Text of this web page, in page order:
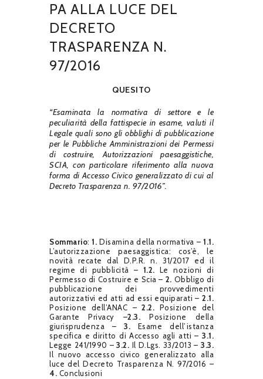
PA ALLA LUCE DEL
DECRETO
TRASPARENZA N.
97/2016
QUESITO
“Esaminata la normativa di settore e le
peculiarità della fattispecie in esame, valuti il
Legale quali sono gli obblighi di pubblicazione
per le Pubbliche Amministrazioni dei Permessi
di costruire, Autorizzazioni paesaggistiche,
SCIA, con particolare riferimento alla nuova
forma di Accesso Civico generalizzato di cui al
Decreto Trasparenza n. 97/2016”.
Sommario:1. Disamina della normativa –1.1.
L’autorizzazione paesaggistica: cos’è, le
novità recate dal D.P.R. n. 31/2017 ed il
regime di pubblicità – 1.2. Le nozioni di
Permesso di Costruire e Scia – 2. Obbligo di
pubblicazione dei provvedimenti
autorizzativi ed atti ad essi equiparati – 2.1.
Posizione dell’ANAC –2.2. Posizione del
Garante Privacy –2.3. Posizione della
giurisprudenza – 3. Esame dell’istanza
specifica e diritto di Accesso agli atti – 3.1.
Legge 241/1990 –3.2. Il D.Lgs. 33/2013 – 3.3.
Il nuovo accesso civico generalizzato alla
luce del Decreto Trasparenza N. 97/2016 –
4. Conclusioni